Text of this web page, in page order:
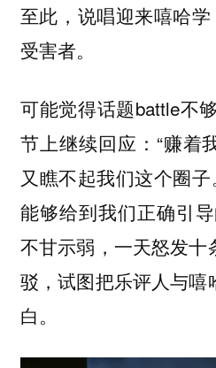
至此，说唱迎来嘻哈学
受害者。
可能觉得话题battle不
节上继续回应：“赚着
又瞧不起我们这个圈子
能够给到我们正确引
不甘示弱，一天怒发十
驳，试图把乐评人与嘻
白。